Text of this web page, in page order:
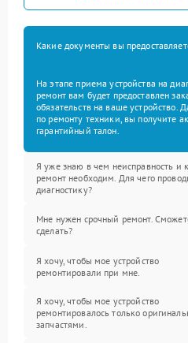
Какие документы вы
На этапе приема устройства на
ремонт вам будет предоставлен
обязательств на ваше устройство.
по ремонту техники, вы получите
гарантийный талон.
Я уже знаю в чем неисправность и
ремонт необходим. Для чего
диагностику?
Мне нужен срочный ремонт.
сделать?
Я хочу, чтобы мое устройство
ремонтировали при мне.
Я хочу, чтобы мое устройство
ремонтировалось только
запчастями.